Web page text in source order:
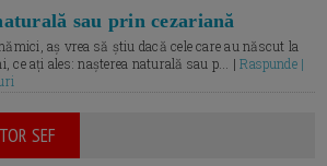
sau prin cezariană
aș vrea să știu dacă cele care au născut la
ce ați ales: nașterea naturală sau p... |Raspunde |
SEF